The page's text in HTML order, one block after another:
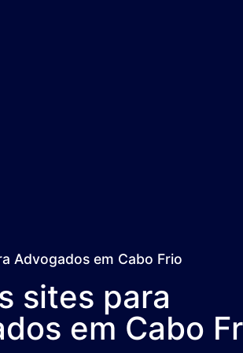
Advogados em Cabo Frio
sites para
em Cabo